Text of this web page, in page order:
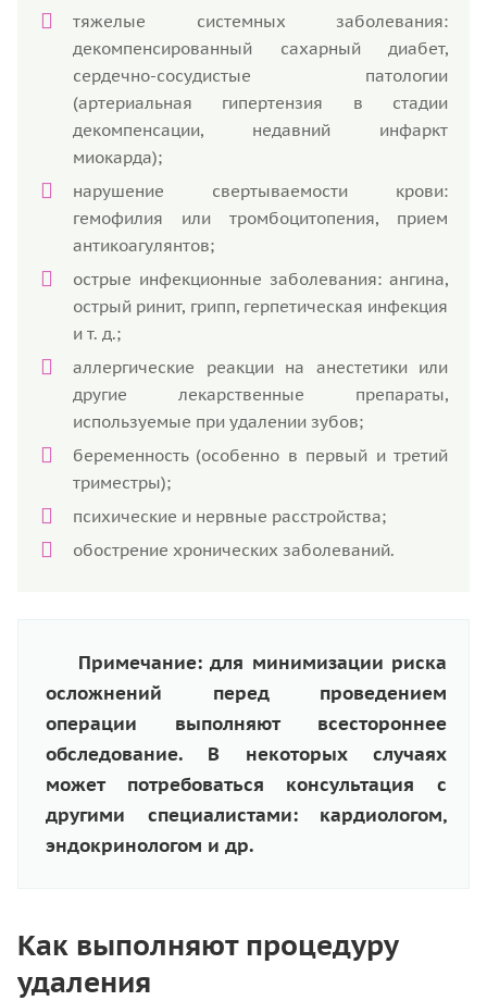
тяжелые системных заболевания:
декомпенсированный сахарный диабет,
сердечно-сосудистые патологии
(артериальная гипертензия в стадии
декомпенсации, недавний инфаркт
миокарда);
нарушение свертываемости крови:
гемофилия или тромбоцитопения, прием
антикоагулянтов;
острые инфекционные заболевания: ангина,
острый ринит, грипп, герпетическая инфекция
и т. д.;
аллергические реакции на анестетики или
другие лекарственные препараты,
используемые при удалении зубов;
беременность (особенно в первый и третий
триместры);
психические и нервные расстройства;
обострение хронических заболеваний.
Примечание: для минимизации риска
осложнений перед проведением
операции выполняют всестороннее
обследование. В некоторых случаях
может потребоваться консультация с
другими специалистами: кардиологом,
эндокринологом и др.
Как выполняют процедуру
удаления